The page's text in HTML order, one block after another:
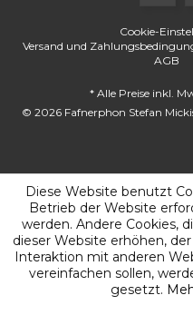
Cookie-
Versand und
AGB
* Alle Preise inkl.
© 2026 Fafnerphon Stefan
Diese Website benutzt
Betrieb der Website
werden. Andere Cookies,
dieser Website erhöhen,
Interaktion mit anderen
vereinfachen sollen,
gesetzt.